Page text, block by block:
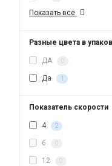
Показать все
Разные цвета в
ДА 0
Да 1
Показатель скорости
4 2
6 0
12 0